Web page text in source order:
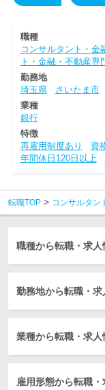
職種
コンサルタント・金
ト・金融・不動産専
勤務地
埼玉県
さいたま市
業種
銀行
特徴
再雇用制度あり
資
年間休日120日以上
転職TOP コンサルタン
職種から転職・求人
勤務地から転職・
業種から転職・求人
雇用形態から転職